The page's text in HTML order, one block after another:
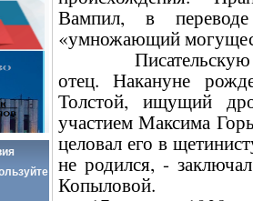
Вампил, в
«умножающий
Писательскую
отец. Накануне
Толстой, ищущий
участием Максима
целовал его в
не родился, -
Копыловой.